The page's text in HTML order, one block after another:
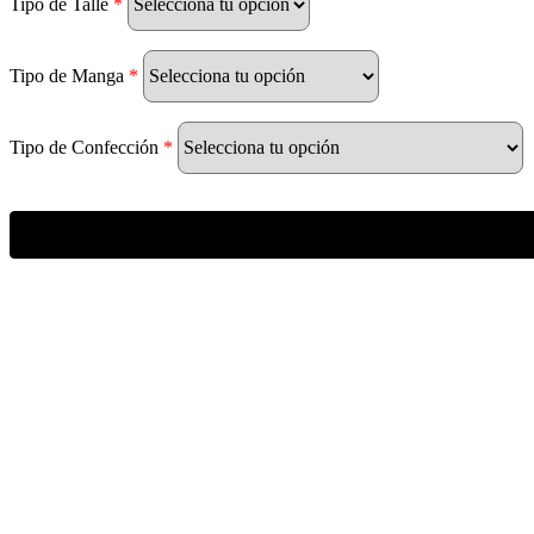
Tipo de Manga *
Tipo de Confección *